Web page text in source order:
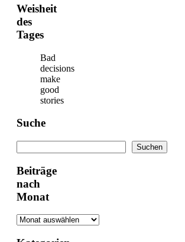
Weisheit
des
Tages
Bad
decisions
make
good
stories
Suche
Suchen
Beiträge
nach
Monat